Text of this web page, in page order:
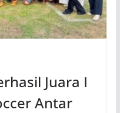
Juara I
Antar